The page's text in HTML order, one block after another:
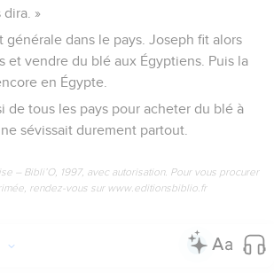
dira. »
générale dans le pays. Joseph fit alors
et vendre du blé aux Égyptiens. Puis la
en Égypte.
de tous les pays pour acheter du blé à
sévissait durement partout.
– Bibli’O, 1997, avec autorisation. Pour vous procurer
rendez-vous sur www.editionsbiblio.fr